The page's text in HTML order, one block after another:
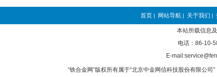
首页 | 网站导航 | 关于我们 |
本站所载信息
电话：86-10-
E-
“铁合金网”版权所有属于“北京中金网信科技股份有限公司